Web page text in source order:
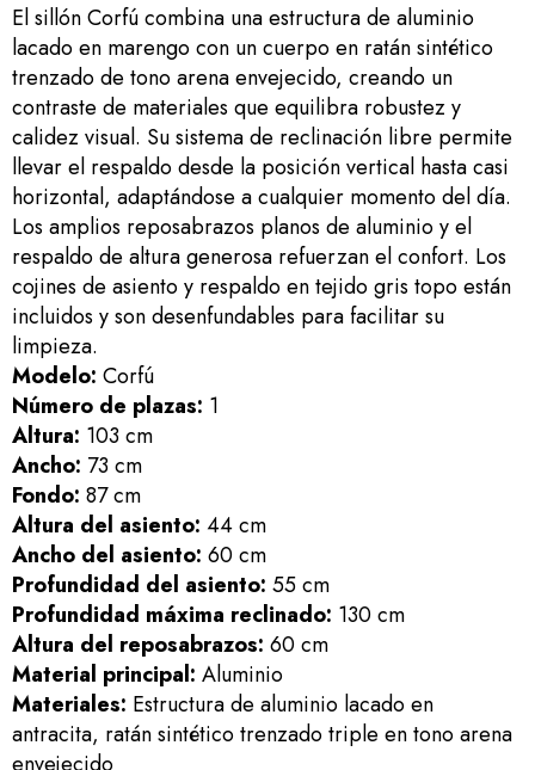
El sillón Corfú combina una estructura de aluminio
lacado en marengo con un cuerpo en ratán sintético
trenzado de tono arena envejecido, creando un
contraste de materiales que equilibra robustez y
calidez visual. Su sistema de reclinación libre permite
llevar el respaldo desde la posición vertical hasta casi
horizontal, adaptándose a cualquier momento del día.
Los amplios reposabrazos planos de aluminio y el
respaldo de altura generosa refuerzan el confort. Los
cojines de asiento y respaldo en tejido gris topo están
incluidos y son desenfundables para facilitar su
limpieza.
Modelo: Corfú
Número de plazas: 1
Altura: 103 cm
Ancho: 73 cm
Fondo: 87 cm
Altura del asiento: 44 cm
Ancho del asiento: 60 cm
Profundidad del asiento: 55 cm
Profundidad máxima reclinado: 130 cm
Altura del reposabrazos: 60 cm
Material principal: Aluminio
Materiales: Estructura de aluminio lacado en
antracita, ratán sintético trenzado triple en tono arena